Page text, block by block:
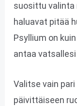
suosittu valinta
haluavat pitää
Psyllium on
antaa
Valitse vain
päivittäiseen